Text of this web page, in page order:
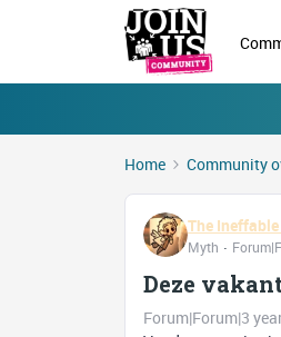
Home Community
The
Myth
Deze
Forum|Forum|3